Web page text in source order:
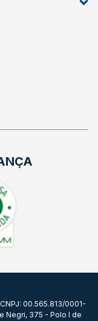
00.565.813/0001-
Negri, 375 - Polo I de